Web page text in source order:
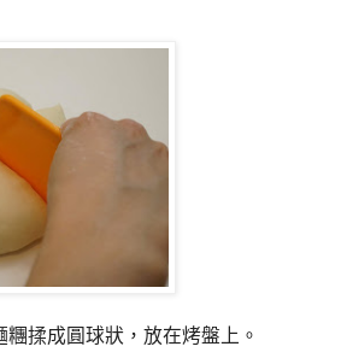
糰揉成圓球狀，放在烤盤上。